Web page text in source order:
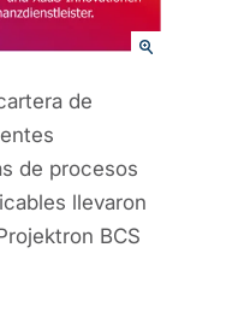
de
de procesos
llevaron
BCS